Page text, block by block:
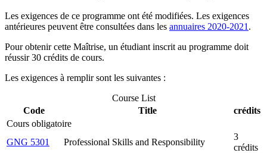
Les exigences de ce programme ont été modifiées. Les exigences
antérieures peuvent être consultées dans les annuaires 2020-2021 .
Pour obtenir cette Maîtrise, un étudiant inscrit au programme doit
réussir 30 crédits de cours.
Les exigences à remplir sont les suivantes :
Course List
Code
Title
crédits
Cours obligatoire
GNG 5301
Professional Skills and Responsibility
3
crédits